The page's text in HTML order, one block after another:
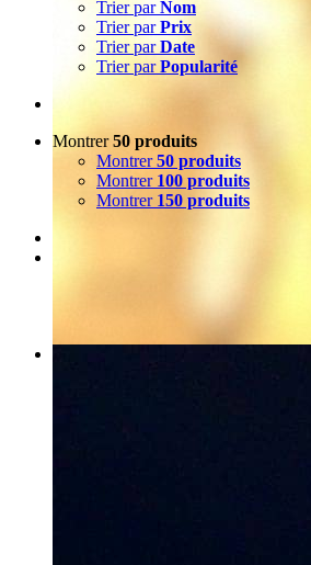
Trier parNom
Trier parPrix
Trier parDate
Trier parPopularité
Montrer50 produits
Montrer50 produits
Montrer 100 produits
Montrer 150 produits